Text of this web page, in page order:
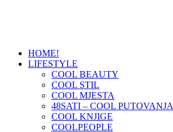
HOME!
LIFESTYLE
COOL BEAUTY
COOL STIL
COOL MJESTA
48SATI – COOL PUTOVANJA
COOL KNJIGE
COOLPEOPLE